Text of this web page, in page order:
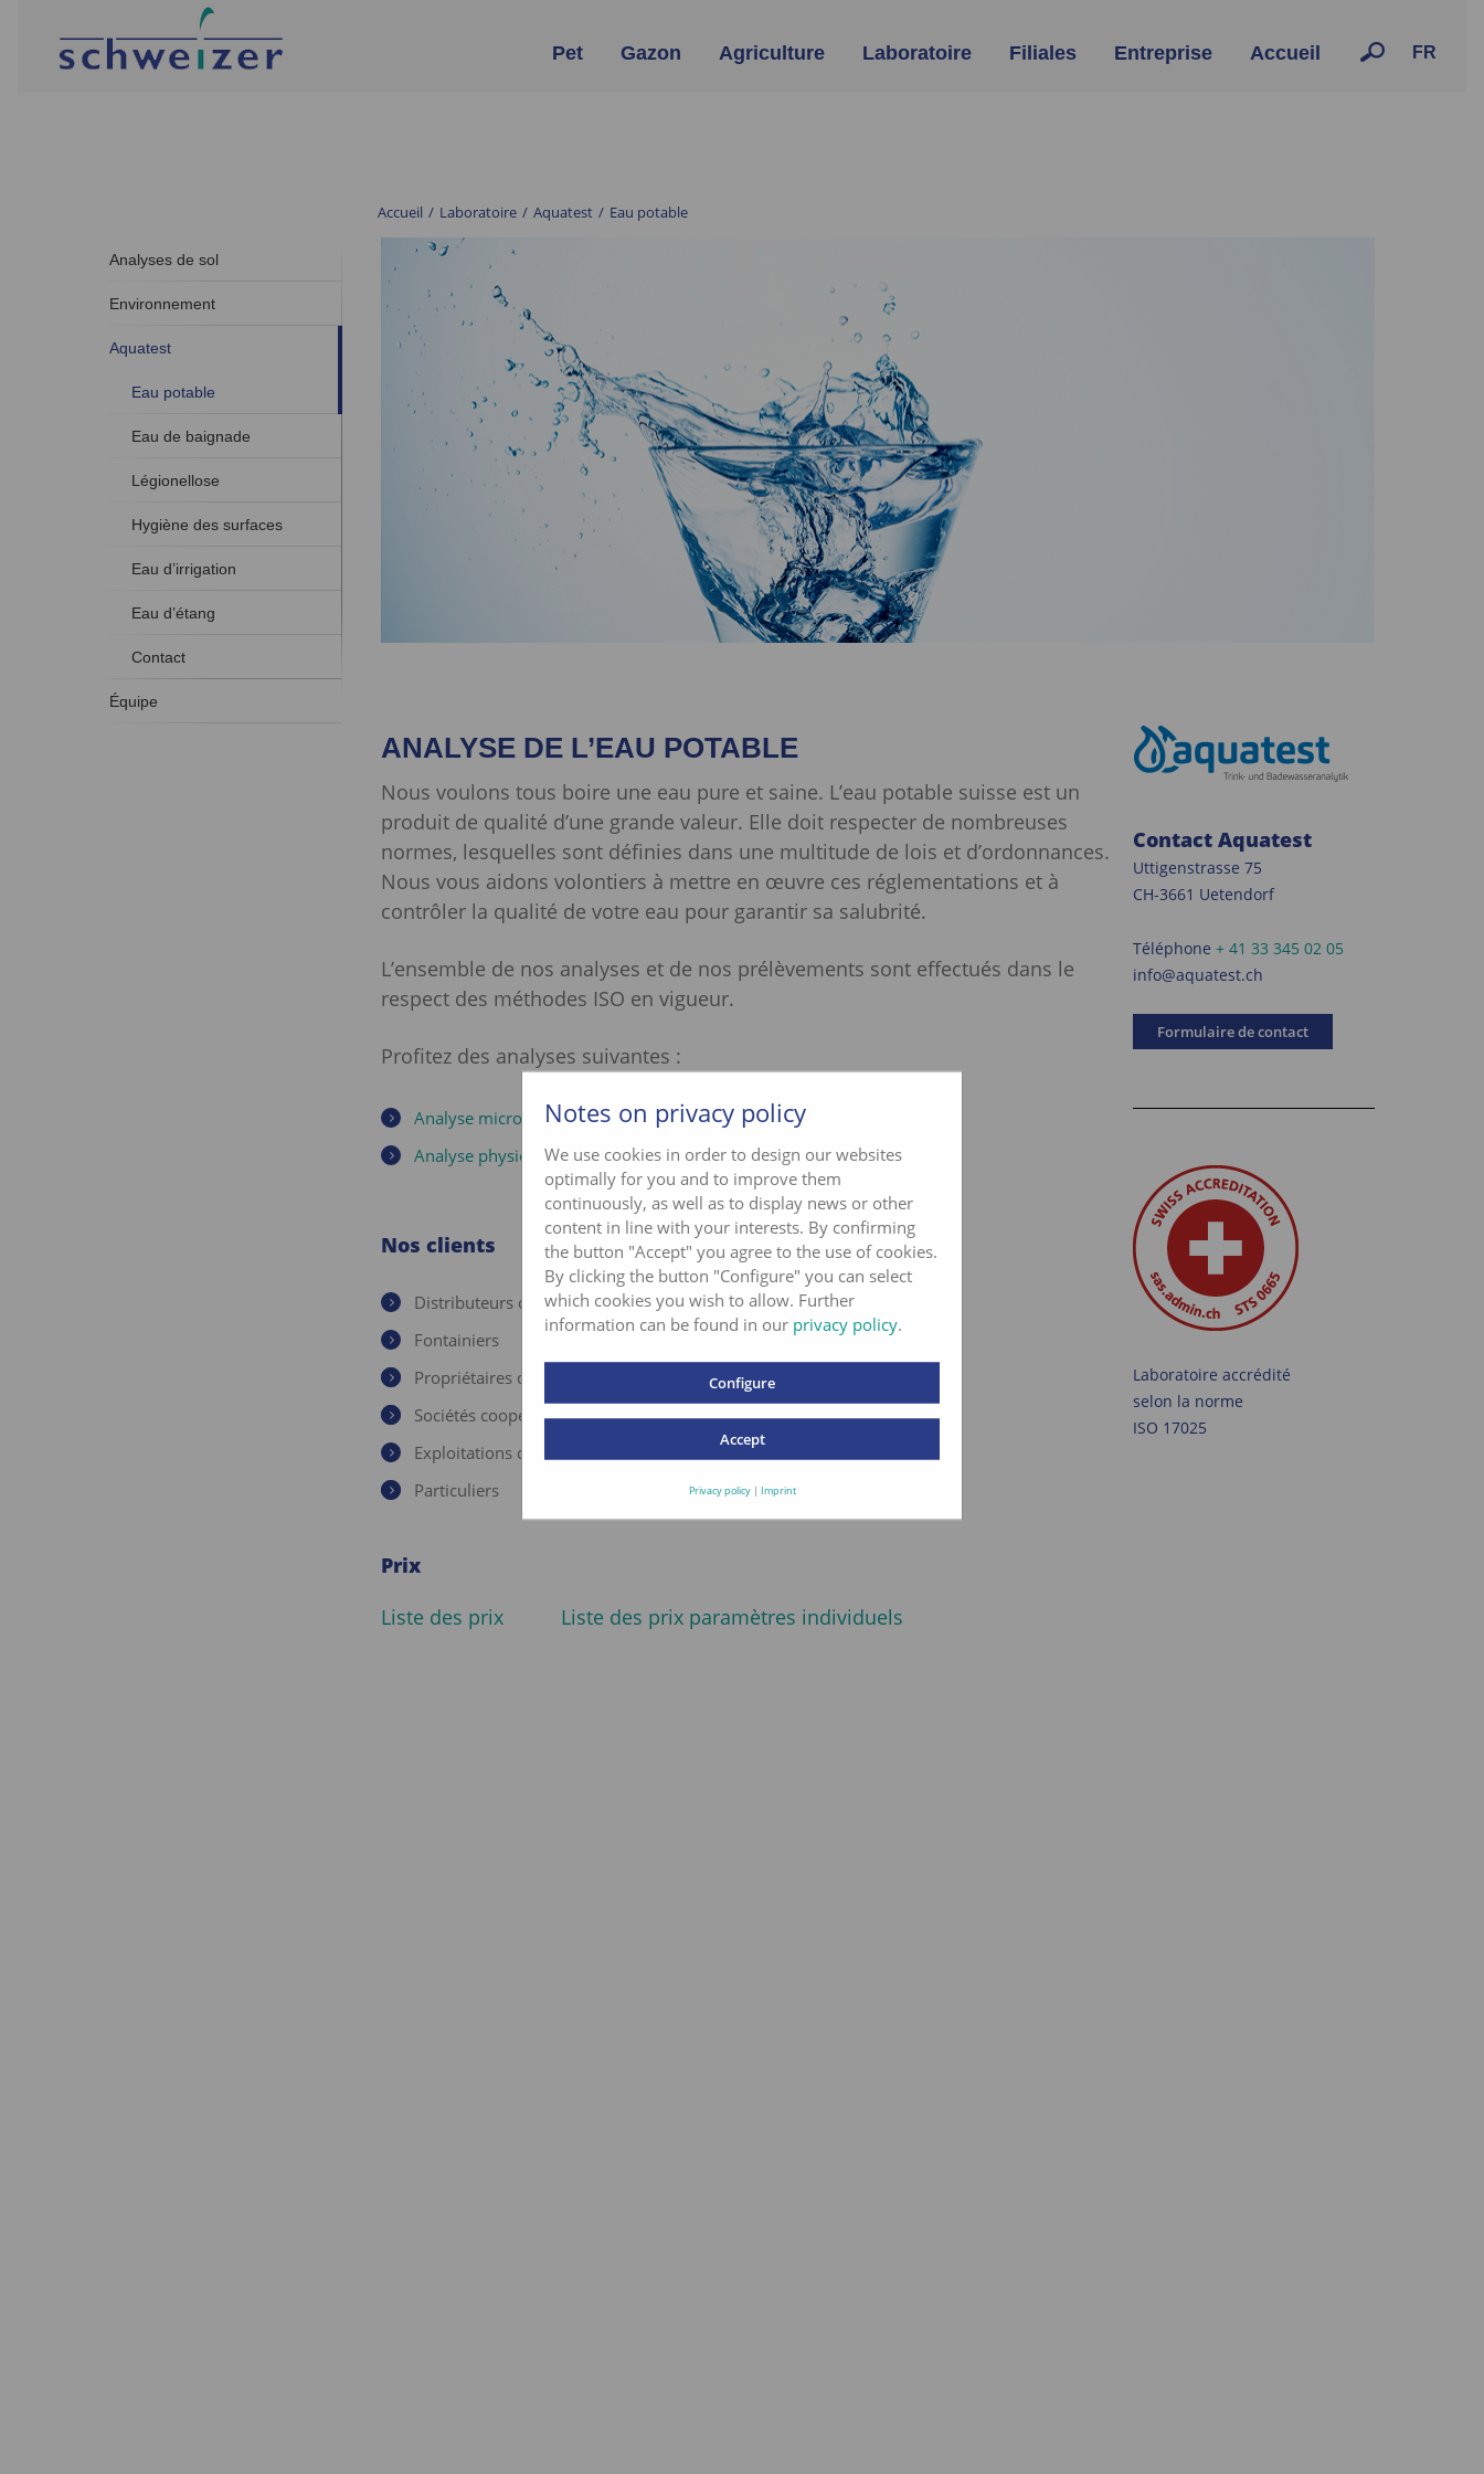
FR
Pet Gazon Agriculture Laboratoire Filiales Entreprise Accueil
Accueil / Laboratoire / Aquatest / Eau potable
Analyses de sol
Environnement
Aquatest
Eau potable
Eau de baignade
Légionellose
Hygiène des surfaces
Eau d’irrigation
Eau d’étang
Contact
Équipe
ANALYSE DE L’EAU POTABLE
Nous voulons tous boire une eau pure et saine. L’eau potable suisse est un
produit de qualité d’une grande valeur. Elle doit respecter de nombreuses
normes, lesquelles sont définies dans une multitude de lois et d’ordonnances.
Nous vous aidons volontiers à mettre en œuvre ces réglementations et à
contrôler la qualité de votre eau pour garantir sa salubrité.
L’ensemble de nos analyses et de nos prélèvements sont effectués dans le
respect des méthodes ISO en vigueur.
Profitez des analyses suivantes :
Analyse microbiologique de l’eau potable
Analyse physico-chimique de l’eau potable
Nos clients
Distributeurs d’eau
Fontainiers
Propriétaires de sources
Sociétés coopératives d’eau
Exploitations d’alpage
Particuliers
Prix
Liste des prix
Liste des prix paramètres individuels
Contact Aquatest
Uttigenstrasse 75
CH-3661 Uetendorf
Téléphone+ 41 33 345 02 05
info@aquatest.ch
Formulaire de contact
Laboratoire accrédité
selon la norme
ISO 17025
Notes on privacy policy
We use cookies in order to design our websites
optimally for you and to improve them
continuously, as well as to display news or other
content in line with your interests. By confirming
the button "Accept" you agree to the use of cookies.
By clicking the button "Configure" you can select
which cookies you wish to allow. Further
information can be found in our privacy policy.
Configure
Accept
Privacy policy| Imprint